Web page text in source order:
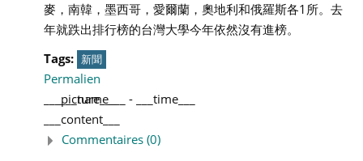
麥，南韓，墨西哥，愛爾蘭，奧地利和俄羅斯各1所。去
年就跌出排行榜的台灣大學今年依然沒有進榜。
Tags: 新聞
Permalien
___picture___
___name___ -
___time___
___content___
Commentaires (0)